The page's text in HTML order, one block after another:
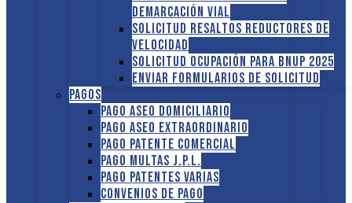
demarcación vial
Solicitud Resaltos reductores de
velocidad
Solicitud Ocupación para BNUP 2025
ENVIAR FORMULARIOS DE SOLICITUD
Pagos
Pago Aseo domiciliario
Pago Aseo extraordinario
Pago Patente comercial
Pago multas J.P.L.
Pago Patentes varias
Convenios de pago